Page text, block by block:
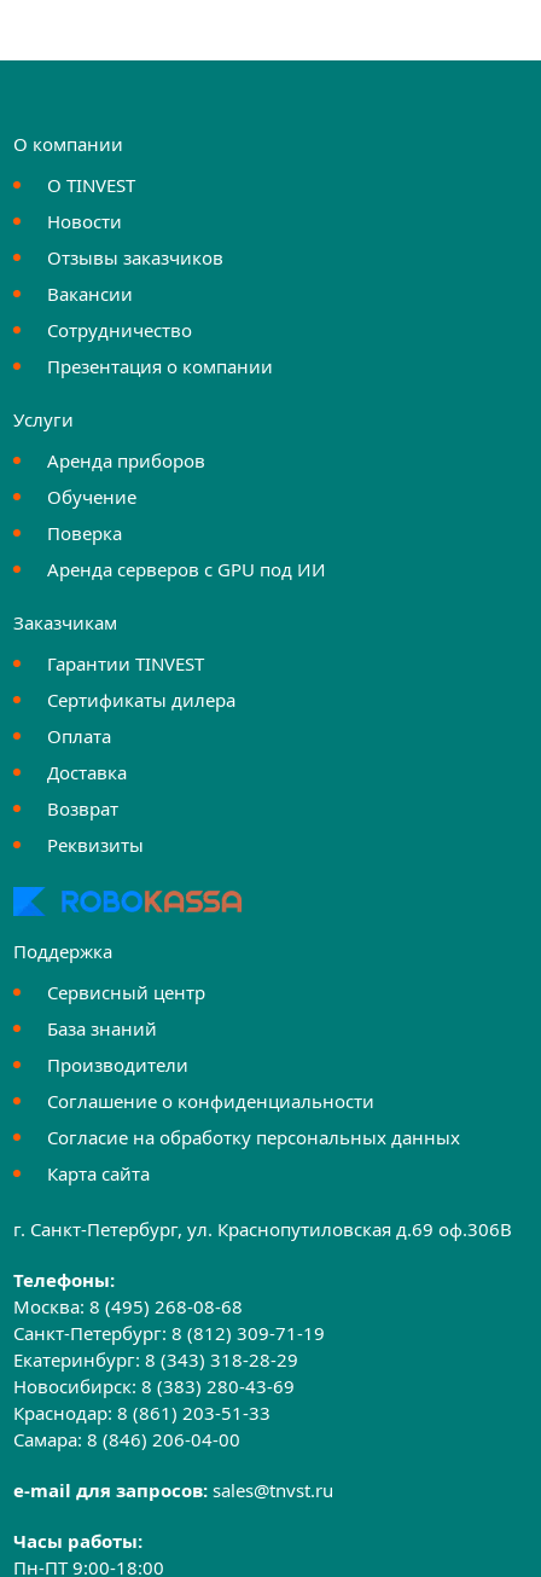
О компании
О TINVEST
Новости
Отзывы заказчиков
Вакансии
Сотрудничество
Презентация о компании
Услуги
Аренда приборов
Обучение
Поверка
Аренда серверов с GPU под ИИ
Заказчикам
Гарантии TINVEST
Сертификаты дилера
Оплата
Доставка
Возврат
Реквизиты
Поддержка
Сервисный центр
База знаний
Производители
Соглашение о конфиденциальности
Согласие на обработку персональных данных
Карта сайта
г. Санкт-Петербург, ул. Краснопутиловская д.69 оф.306B
Телефоны:
Москва:8 (495) 268-08-68
Санкт-Петербург:8 (812) 309-71-19
Екатеринбург:8 (343) 318-28-29
Новосибирск:8 (383) 280-43-69
Краснодар:8 (861) 203-51-33
Самара:8 (846) 206-04-00
e-mail для запросов:sales@tnvst.ru
Часы работы:
Пн-ПТ 9:00-18:00